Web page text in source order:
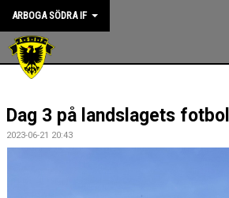
ARBOGA SÖDRA IF
HEM
KANSLIET
NYHETER
Dag 3 på landslagets
2023-06-21 20:43